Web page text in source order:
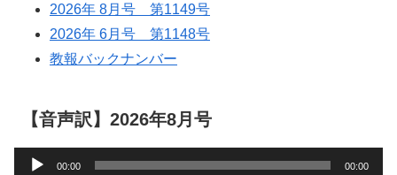
2026年 8月号 第1149号
2026年 6月号 第1148号
教報バックナンバー
【音声訳】2026年8月号
00:00 00:00